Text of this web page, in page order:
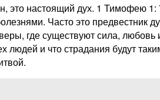
это настоящий дух. 1 Тимофею
Часто это
где существуют сила,
людей и что страдания будут